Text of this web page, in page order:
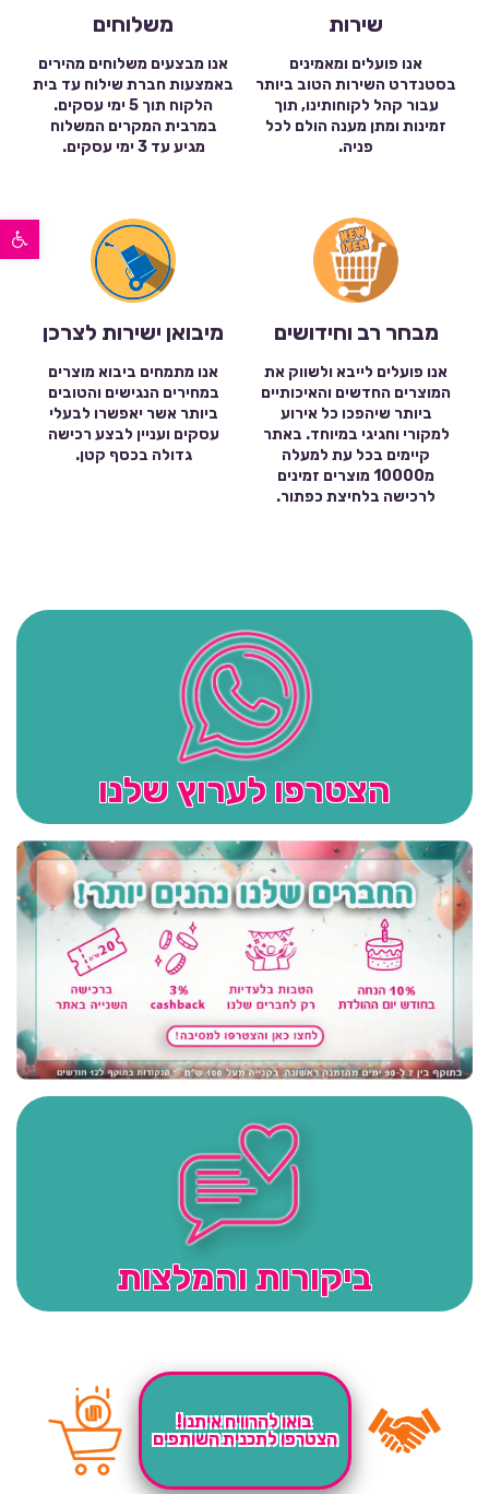
פתח סרגל נגישות
שירות
אנו פועלים ומאמינים
בסטנדרט השירות הטוב ביותר
עבור קהל לקוחותינו, תוך
זמינות ומתן מענה הולם לכל
פניה.
משלוחים
אנו מבצעים משלוחים מהירים
באמצעות חברת שילוח עד בית
הלקוח תוך 5 ימי עסקים.
במרבית המקרים המשלוח
מגיע עד 3 ימי עסקים.
מבחר רב וחידושים
אנו פועלים לייבא ולשווק את
המוצרים החדשים והאיכותיים
ביותר שיהפכו כל אירוע
למקורי וחגיגי במיוחד. באתר
קיימים בכל עת למעלה
מ10000 מוצרים זמינים
לרכישה בלחיצת כפתור.
מיבואן ישירות לצרכן
אנו מתמחים ביבוא מוצרים
במחירים הנגישים והטובים
ביותר אשר יאפשרו לבעלי
עסקים ועניין לבצע רכישה
גדולה בכסף קטן.
הצטרפו לערוץ שלנו
ביקורות והמלצות
בואו להרוויח איתנו!
הצטרפו לתכנית השותפים